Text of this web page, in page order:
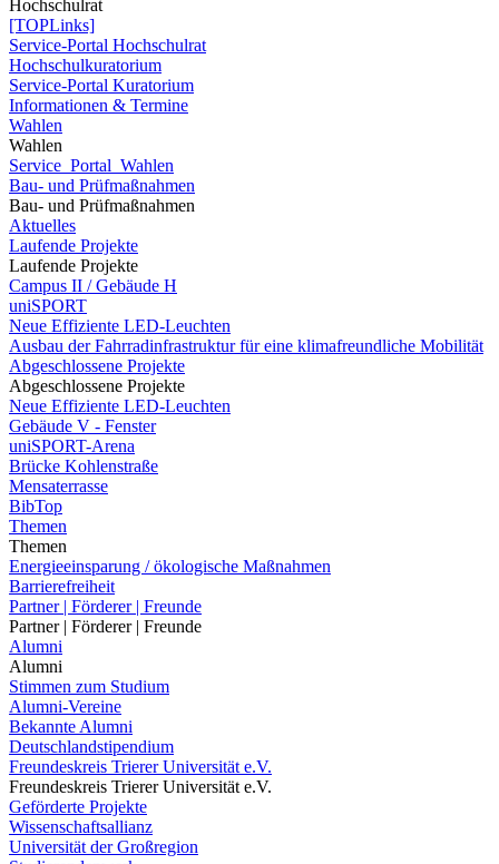
Hochschulrat
[TOPLinks]
Service-Portal Hochschulrat
Hochschulkuratorium
Service-Portal Kuratorium
Informationen & Termine
Wahlen
Wahlen
Service_Portal_Wahlen
Bau- und Prüfmaßnahmen
Bau- und Prüfmaßnahmen
Aktuelles
Laufende Projekte
Laufende Projekte
Campus II / Gebäude H
uniSPORT
Neue Effiziente LED-Leuchten
Ausbau der Fahrradinfrastruktur für eine klimafreundliche Mobilität
Abgeschlossene Projekte
Abgeschlossene Projekte
Neue Effiziente LED-Leuchten
Gebäude V - Fenster
uniSPORT-Arena
Brücke Kohlenstraße
Mensaterrasse
BibTop
Themen
Themen
Energieeinsparung / ökologische Maßnahmen
Barrierefreiheit
Partner | Förderer | Freunde
Partner | Förderer | Freunde
Alumni
Alumni
Stimmen zum Studium
Alumni-Vereine
Bekannte Alumni
Deutschlandstipendium
Freundeskreis Trierer Universität e.V.
Freundeskreis Trierer Universität e.V.
Geförderte Projekte
Wissenschaftsallianz
Universität der Großregion